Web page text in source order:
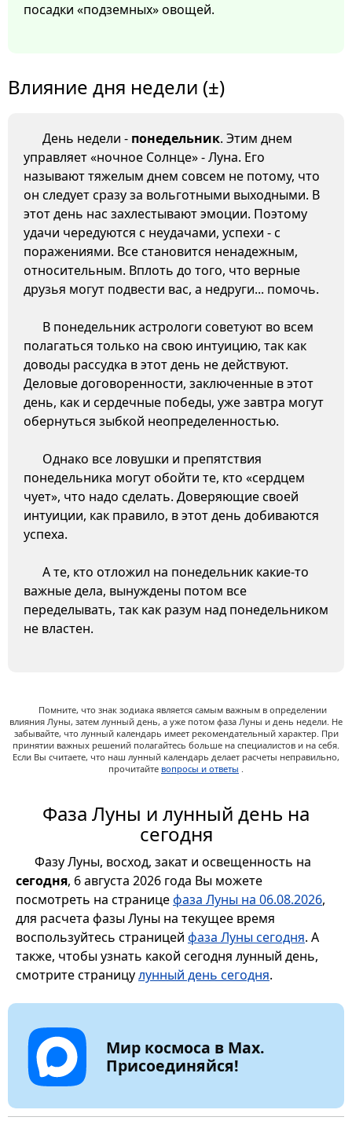
посадки «подземных» овощей.
Влияние дня недели (±)
День недели - понедельник. Этим днем
управляет «ночное Солнце» - Луна. Его
называют тяжелым днем совсем не потому, что
он следует сразу за вольготными выходными. В
этот день нас захлестывают эмоции. Поэтому
удачи чередуются с неудачами, успехи - с
поражениями. Все становится ненадежным,
относительным. Вплоть до того, что верные
друзья могут подвести вас, а недруги... помочь.
В понедельник астрологи советуют во всем
полагаться только на свою интуицию, так как
доводы рассудка в этот день не действуют.
Деловые договоренности, заключенные в этот
день, как и сердечные победы, уже завтра могут
обернуться зыбкой неопределенностью.
Однако все ловушки и препятствия
понедельника могут обойти те, кто «сердцем
чует», что надо сделать. Доверяющие своей
интуиции, как правило, в этот день добиваются
успеха.
А те, кто отложил на понедельник какие-то
важные дела, вынуждены потом все
переделывать, так как разум над понедельником
не властен.
Помните, что знак зодиака является самым важным в определении
влияния Луны, затем лунный день, а уже потом фаза Луны и день недели. Не
забывайте, что лунный календарь имеет рекомендательный характер. При
принятии важных решений полагайтесь больше на специалистов и на себя.
Если Вы считаете, что наш лунный календарь делает расчеты неправильно,
прочитайте вопросы и ответы .
Фаза Луны и лунный день на
сегодня
Фазу Луны, восход, закат и освещенность на
сегодня, 6 августа 2026 года Вы можете
посмотреть на страницефаза Луны на 06.08.2026,
для расчета фазы Луны на текущее время
воспользуйтесь страницей фаза Луны сегодня. А
также, чтобы узнать какой сегодня лунный день,
смотрите страницулунный день сегодня.
Мир космоса в Max.
Присоединяйся!